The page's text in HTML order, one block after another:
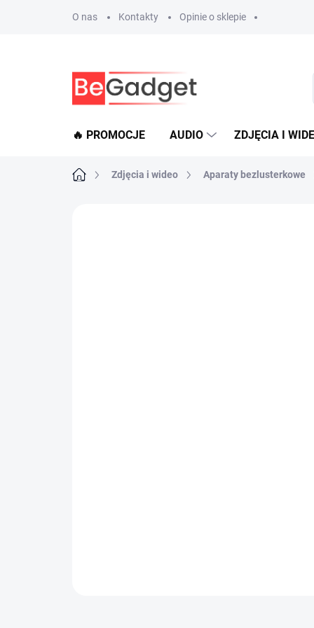
O nas Kontakty Opinie o sklepie
🔥 PROMOCJE AUDIO ZDJĘCIA I
HomeZdjęcia i wideo Aparaty bezlusterkowe